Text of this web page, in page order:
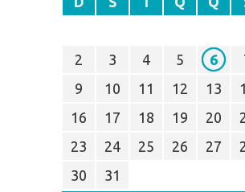
2
3 4 5 6
9
10 11 12 13
16
17 18 19 20
23
24 25 26 27
30
31